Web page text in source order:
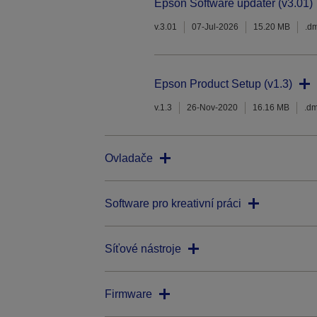
Epson Software updater (v3.01)
v.3.01 07-Jul-2026 15.20 MB
Epson Product Setup (v1.3)
v.1.3 26-Nov-2020 16.16 MB
Ovladače
Software pro kreativní práci
Síťové nástroje
Firmware